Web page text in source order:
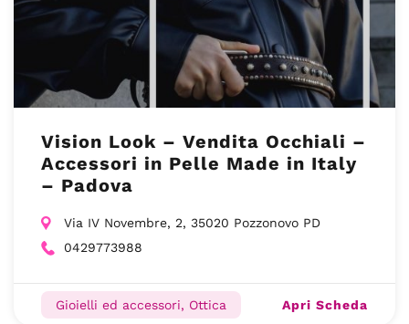
Vision Look – Vendita Occhiali –
Accessori in Pelle Made in Italy
– Padova
Via IV Novembre, 2, 35020 Pozzonovo PD
0429773988
Gioielli ed accessori, Ottica Apri Scheda